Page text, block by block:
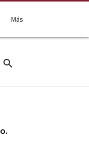
Más
search